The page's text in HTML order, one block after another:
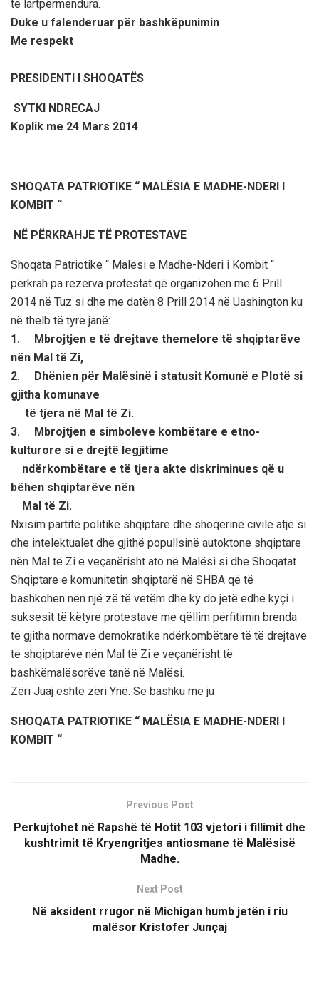
të lartpërmendura.
Duke u falenderuar për bashkëpunimin
Me respekt
PRESIDENTI I SHOQATËS
SYTKI NDRECAJ
Koplik me 24 Mars 2014
SHOQATA PATRIOTIKE “ MALËSIA E MADHE-NDERI I
KOMBIT “
NË PËRKRAHJE TË PROTESTAVE
Shoqata Patriotike “ Malësi e Madhe-Nderi i Kombit “
përkrah pa rezerva protestat që organizohen me 6 Prill
2014 në Tuz si dhe me datën 8 Prill 2014 në Uashington ku
në thelb të tyre janë:
1. Mbrojtjen e të drejtave themelore të shqiptarëve
nën Mal të Zi,
2. Dhënien për Malësinë i statusit Komunë e Plotë si
gjitha komunave
të tjera në Mal të Zi.
3. Mbrojtjen e simboleve kombëtare e etno-
kulturore si e drejtë legjitime
ndërkombëtare e të tjera akte diskriminues që u
bëhen shqiptarëve nën
Mal të Zi.
Nxisim partitë politike shqiptare dhe shoqërinë civile atje si
dhe intelektualët dhe gjithë popullsinë autoktone shqiptare
nën Mal të Zi e veçanërisht ato në Malësi si dhe Shoqatat
Shqiptare e komunitetin shqiptarë në SHBA që të
bashkohen nën një zë të vetëm dhe ky do jetë edhe kyçi i
suksesit të këtyre protestave me qëllim përfitimin brenda
të gjitha normave demokratike ndërkombëtare të të drejtave
të shqiptarëve nën Mal të Zi e veçanërisht të
bashkëmalësorëve tanë në Malësi.
Zëri Juaj është zëri Ynë. Së bashku me ju
SHOQATA PATRIOTIKE “ MALËSIA E MADHE-NDERI I
KOMBIT “
Previous Post
Perkujtohet në Rapshë të Hotit 103 vjetori i fillimit dhe
kushtrimit të Kryengritjes antiosmane të Malësisë
Madhe.
Next Post
Në aksident rrugor në Michigan humb jetën i riu
malësor Kristofer Junçaj